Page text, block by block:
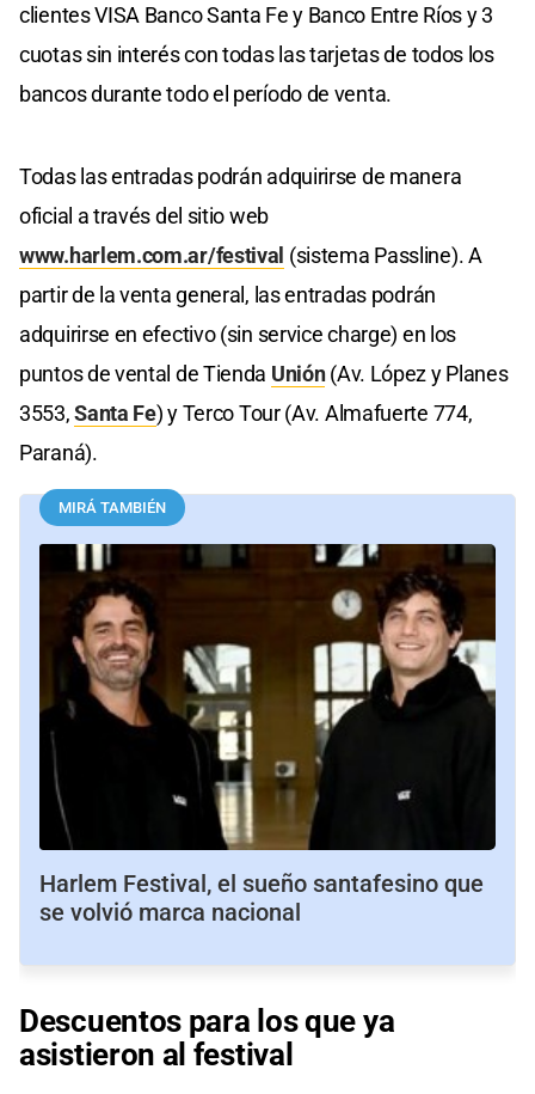
clientes VISA Banco Santa Fe y Banco Entre Ríos y 3
cuotas sin interés con todas las tarjetas de todos los
bancos durante todo el período de venta.
Todas las entradas podrán adquirirse de manera
oficial a través del sitio web
www.harlem.com.ar/festival (sistema Passline). A
partir de la venta general, las entradas podrán
adquirirse en efectivo (sin service charge) en los
puntos de vental de Tienda Unión(Av. López y Planes
3553,Santa Fe) y Terco Tour (Av. Almafuerte 774,
Paraná).
MIRÁ TAMBIÉN
Harlem Festival, el sueño santafesino que
se volvió marca nacional
Descuentos para los que ya
asistieron al festival